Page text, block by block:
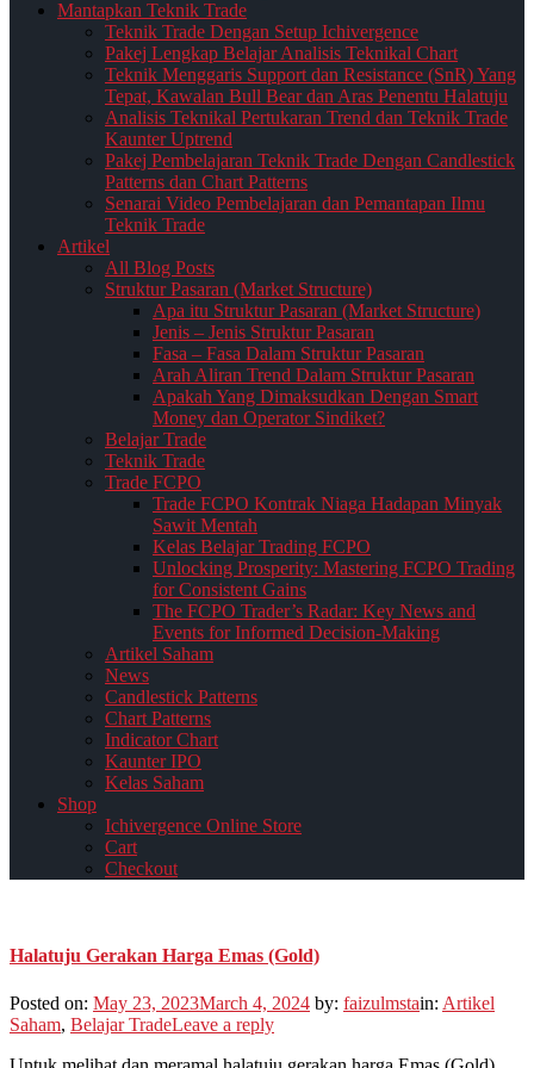
Mantapkan Teknik Trade
Teknik Trade Dengan Setup Ichivergence
Pakej Lengkap Belajar Analisis Teknikal Chart
Teknik Menggaris Support dan Resistance (SnR) Yang
Tepat, Kawalan Bull Bear dan Aras Penentu Halatuju
Analisis Teknikal Pertukaran Trend dan Teknik Trade
Kaunter Uptrend
Pakej Pembelajaran Teknik Trade Dengan Candlestick
Patterns dan Chart Patterns
Senarai Video Pembelajaran dan Pemantapan Ilmu
Teknik Trade
Artikel
All Blog Posts
Struktur Pasaran (Market Structure)
Apa itu Struktur Pasaran (Market Structure)
Jenis – Jenis Struktur Pasaran
Fasa – Fasa Dalam Struktur Pasaran
Arah Aliran Trend Dalam Struktur Pasaran
Apakah Yang Dimaksudkan Dengan Smart
Money dan Operator Sindiket?
Belajar Trade
Teknik Trade
Trade FCPO
Trade FCPO Kontrak Niaga Hadapan Minyak
Sawit Mentah
Kelas Belajar Trading FCPO
Unlocking Prosperity: Mastering FCPO Trading
for Consistent Gains
The FCPO Trader’s Radar: Key News and
Events for Informed Decision-Making
Artikel Saham
News
Candlestick Patterns
Chart Patterns
Indicator Chart
Kaunter IPO
Kelas Saham
Shop
Ichivergence Online Store
Cart
Checkout
Halatuju Gerakan Harga Emas (Gold)
Posted on: May 23, 2023March 4, 2024 by: faizulmstain: Artikel
Saham, Belajar TradeLeave a reply